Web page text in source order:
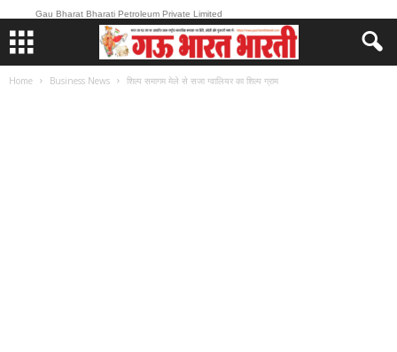
Gau Bharat Bharati Petroleum Private Limited
Home Business News शिल्प समागम मेले से सजा ग्वालियर का शिल्प ग्राम